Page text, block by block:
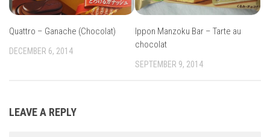
Quattro – Ganache (Chocolat)
DECEMBER 6, 2014
Ippon Manzoku Bar – Tarte au
chocolat
SEPTEMBER 9, 2014
LEAVE A REPLY